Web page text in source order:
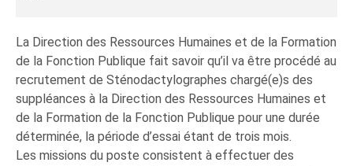
La Direction des Ressources Humaines et de la Formation
de la Fonction Publique fait savoir qu’il va être procédé au
recrutement de Sténodactylographes chargé(e)s des
suppléances à la Direction des Ressources Humaines et
de la Formation de la Fonction Publique pour une durée
déterminée, la période d’essai étant de trois mois.
Les missions du poste consistent à effectuer des